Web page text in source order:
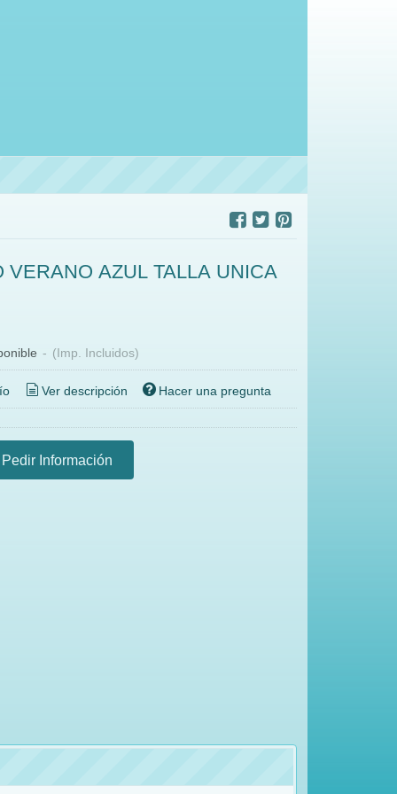
VERANO AZUL TALLA UNICA
- (Imp. Incluidos)
Ver descripción Hacer una pregunta
Pedir Información